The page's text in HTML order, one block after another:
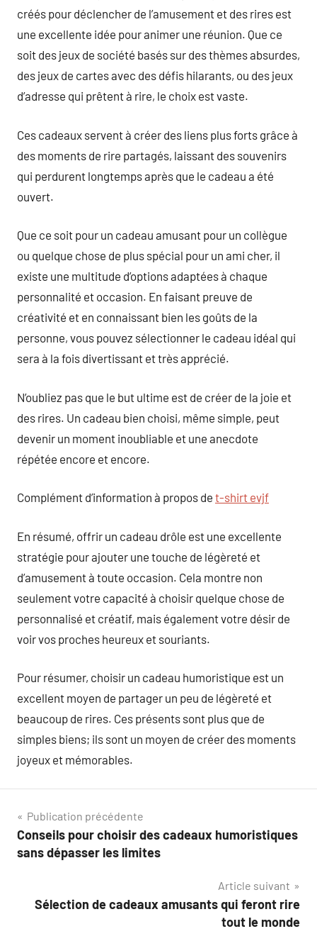
créés pour déclencher de l’amusement et des rires est
une excellente idée pour animer une réunion. Que ce
soit des jeux de société basés sur des thèmes absurdes,
des jeux de cartes avec des défis hilarants, ou des jeux
d’adresse qui prêtent à rire, le choix est vaste.
Ces cadeaux servent à créer des liens plus forts grâce à
des moments de rire partagés, laissant des souvenirs
qui perdurent longtemps après que le cadeau a été
ouvert.
Que ce soit pour un cadeau amusant pour un collègue
ou quelque chose de plus spécial pour un ami cher, il
existe une multitude d’options adaptées à chaque
personnalité et occasion. En faisant preuve de
créativité et en connaissant bien les goûts de la
personne, vous pouvez sélectionner le cadeau idéal qui
sera à la fois divertissant et très apprécié.
N’oubliez pas que le but ultime est de créer de la joie et
des rires. Un cadeau bien choisi, même simple, peut
devenir un moment inoubliable et une anecdote
répétée encore et encore.
Complément d’information à propos de t-shirt evjf
En résumé, offrir un cadeau drôle est une excellente
stratégie pour ajouter une touche de légèreté et
d’amusement à toute occasion. Cela montre non
seulement votre capacité à choisir quelque chose de
personnalisé et créatif, mais également votre désir de
voir vos proches heureux et souriants.
Pour résumer, choisir un cadeau humoristique est un
excellent moyen de partager un peu de légèreté et
beaucoup de rires. Ces présents sont plus que de
simples biens; ils sont un moyen de créer des moments
joyeux et mémorables.
Navigation
de
Publication précédente
Conseils pour choisir des cadeaux humoristiques
sans dépasser les limites
Article suivant
Sélection de cadeaux amusants qui feront rire
tout le monde